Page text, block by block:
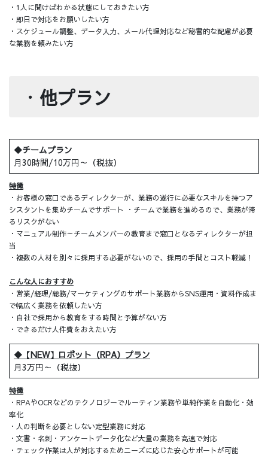
・1人に聞けばわかる状態にしておきたい方
・即日で対応をお願いしたい方
・スケジュール調整、データ入力、メール代理対応など秘書的な配慮が必要
な業務を頼みたい方
・ 他プラン
​◆チームプラン
月30時間/10万円～（税抜）
特徴
・お客様の窓口であるディレクターが、業務の遂行に必要なスキルを持つア
シスタントを集めチームでサポート ・チームで業務を進めるので、業務が滞
るリスクがない
・マニュアル制作～チームメンバーの教育まで窓口となるディレクターが担
当
・複数の人材を別々に採用する必要がないので、採用の手間とコスト軽減！
こんな人におすすめ
・営業/経理/総務/マーケティングのサポート業務からSNS運用・資料作成ま
で幅広く業務を依頼したい方
・自社で採用から教育をする時間と予算がない方
・できるだけ人件費をおえたい方
◆【NEW】ロボット（RPA）プラン
月3万円～（税抜）
特徴
・RPAやOCRなどのテクノロジーでルーティン業務や単純作業を自動化・効
率化
・人の判断を必要としない定型業務に対応
・文書・名刺・アンケートデータ化など大量の業務を高速で対応
・チェック作業は人が対応するためニーズに応じた安心サポートが可能